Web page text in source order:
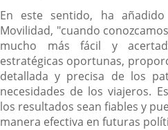
En este sentido, ha
Movilidad, "cuando
mucho más fácil y
estratégicas oportunas,
detallada y precisa de los
necesidades de los viajeros.
los resultados sean fiables y
manera efectiva en futuras